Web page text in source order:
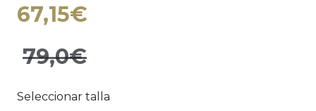
67,15€
79,0€
Seleccionar talla